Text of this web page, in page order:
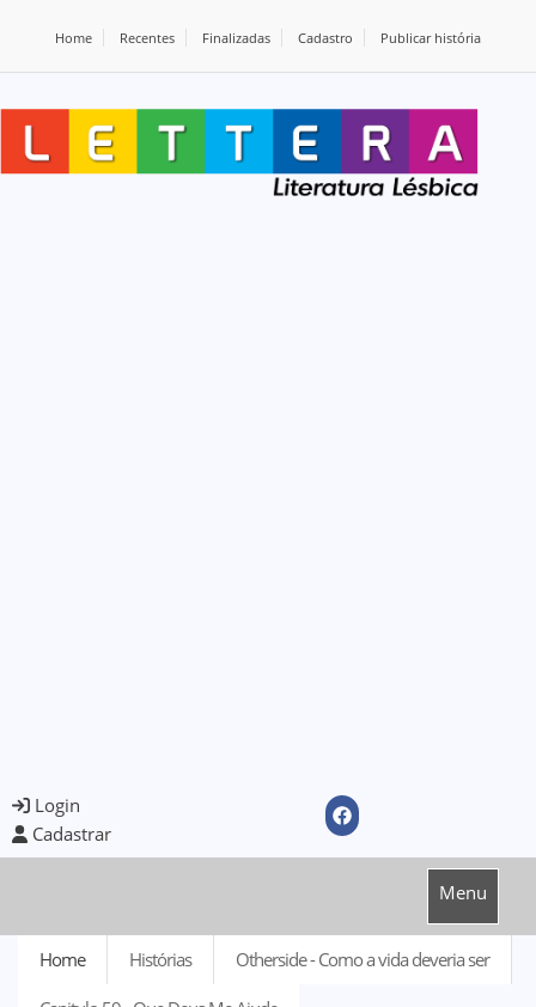
Home Recentes Finalizadas Cadastro Publicar história
Login
Cadastrar
Menu
Home Histórias Otherside - Como a vida deveria ser